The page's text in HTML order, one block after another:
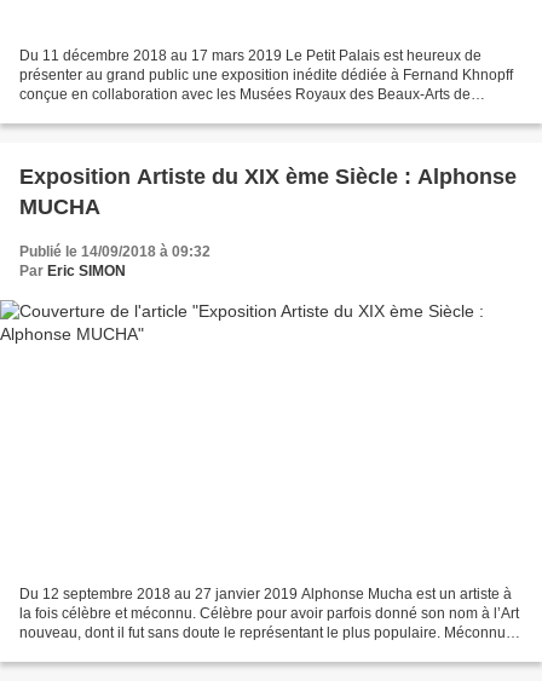
Du 11 décembre 2018 au 17 mars 2019 Le Petit Palais est heureux de
présenter au grand public une exposition inédite dédiée à Fernand Khnopff
conçue en collaboration avec les Musées Royaux des Beaux-Arts de
Exposition Artiste du XIX ème Siècle : Alphonse
MUCHA
Publié le 14/09/2018 à 09:32
Par Eric SIMON
Du 12 septembre 2018 au 27 janvier 2019 Alphonse Mucha est un artiste à
la fois célèbre et méconnu. Célèbre pour avoir parfois donné son nom à l’Art
nouveau, dont il fut sans doute le représentant le plus populaire. Méconnu